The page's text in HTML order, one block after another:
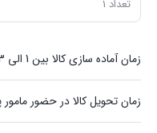
تعداد 1
زمان آماده سازی کالا بین 1 الی 3 روزه کاری
زمان تحویل کالا در حضور